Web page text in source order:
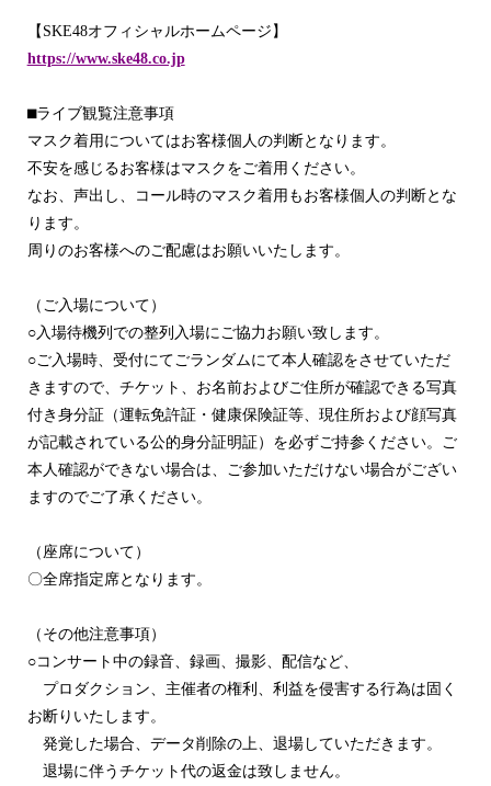
【 SKE48オフィシャルホームページ】
https://www.ske48.co.jp
⬛ライブ観覧注意事項
マスク着用についてはお客様個人の判断となります。
不安を感じるお客様はマスクをご着用ください。
なお、声出し、コール時のマスク着用もお客様個人の判断とな
ります。
周りのお客様へのご配慮はお願いいたします。
（ご入場について）
○入場待機列での整列入場にご協力お願い致します。
○ご入場時、受付にてごランダムにて本人確認をさせていただ
きますので、チケット、お名前およびご住所が確認できる写真
付き身分証（運転免許証・健康保険証等、現住所および顔写真
が記載されている公的身分証明証）を必ずご持参ください。ご
本人確認ができない場合は、ご参加いただけない場合がござい
ますのでご了承ください。
（座席について）
〇全席指定席となります。
（その他注意事項）
○コンサート中の録音、録画、撮影、配信など、
プロダクション、主催者の権利、利益を侵害する行為は固く
お断りいたします。
発覚した場合、データ削除の上、退場していただきます。
退場に伴うチケット代の返金は致しません。